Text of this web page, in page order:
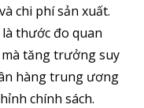
Subscribers
chi phí sản xuất.
thước đo quan
tăng trưởng suy
hàng trung ương
chính sách.